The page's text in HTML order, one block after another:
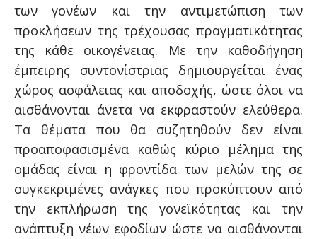
των γονέων και την αντιμετώπιση των
προκλήσεων της τρέχουσας πραγματικότητας
της κάθε οικογένειας. Με την καθοδήγηση
έμπειρης συντονίστριας δημιουργείται ένας
χώρος ασφάλειας και αποδοχής, ώστε όλοι να
αισθάνονται άνετα να εκφραστούν ελεύθερα.
Τα θέματα που θα συζητηθούν δεν είναι
προαποφασισμένα καθώς κύριο μέλημα της
ομάδας είναι η φροντίδα των μελών της σε
συγκεκριμένες ανάγκες που προκύπτουν από
την εκπλήρωση της γονεϊκότητας και την
ανάπτυξη νέων εφοδίων ώστε να αισθάνονται